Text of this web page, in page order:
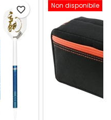
favorite_border Non disponibile